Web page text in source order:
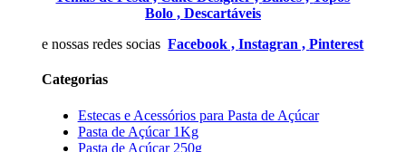
Bolo , Descartáveis
e nossas redes sociasFacebook ,Instagran ,Pinterest
Categorias
Estecas e Acessórios para Pasta de Açúcar
Pasta de Açúcar 1Kg
Pasta de Açúcar 250g